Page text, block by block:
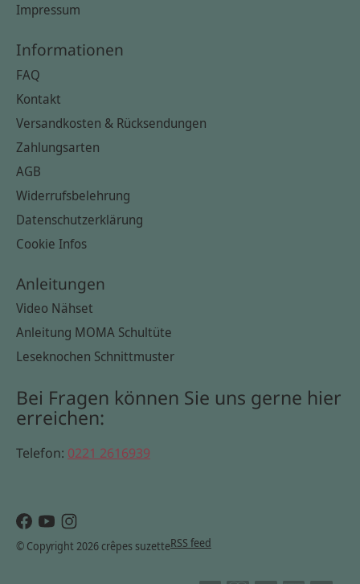
Impressum
Informationen
FAQ
Kontakt
Versandkosten & Rücksendungen
Zahlungsarten
AGB
Widerrufsbelehrung
Datenschutzerklärung
Cookie Infos
Anleitungen
Video Nähset
Anleitung MOMA Schultüte
Leseknochen Schnittmuster
Bei Fragen können Sie uns gerne hier
erreichen:
Telefon: 0221 2616939
© Copyright 2026 crêpes suzetteRSS feed